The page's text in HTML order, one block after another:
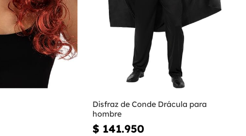
Disfraz de Conde Drácula para
hombre
$ 141.950